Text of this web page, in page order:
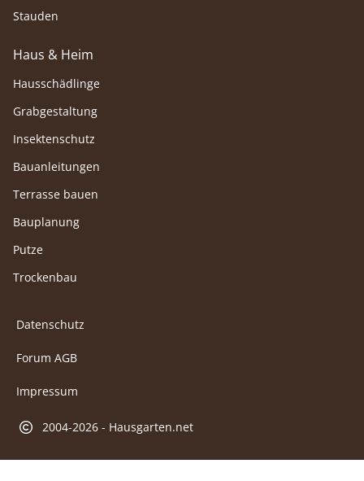
Stauden
Haus & Heim
Hausschädlinge
Grabgestaltung
Insektenschutz
Bauanleitungen
Terrasse bauen
Bauplanung
Putze
Trockenbau
Datenschutz
Forum AGB
Impressum
2004-2026 - Hausgarten.net